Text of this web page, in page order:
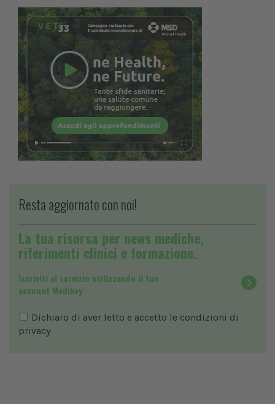
Resta aggiornato con noi!
La tua risorsa per news mediche,
riferimenti clinici e formazione.
Iscriviti al servizio utilizzando il tuo
account Medikey
Dichiaro di aver letto e accetto le condizioni di
privacy